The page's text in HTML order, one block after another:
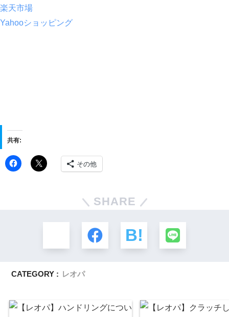
楽天市場
Yahooショッピング
共有:
その他
SHARE
CATEGORY : レオパ